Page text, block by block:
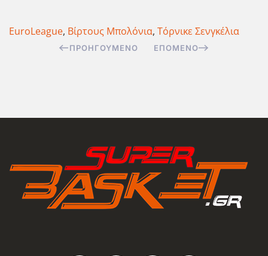
EuroLeague, Βίρτους Μπολόνια, Τόρνικε Σενγκέλια
ΠΡΟΗΓΟΎΜΕΝΟ ΕΠΌΜΕΝΟ